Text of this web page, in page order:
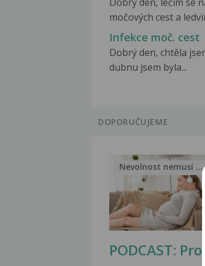
Dobrý den, lečím se
močových cest a
Infekce moč. cest
Dobrý den, chtěla
dubnu jsem byla...
DOPORUČUJEME
PODCAST: Proč
Nevolnost nemusí být nutnou...